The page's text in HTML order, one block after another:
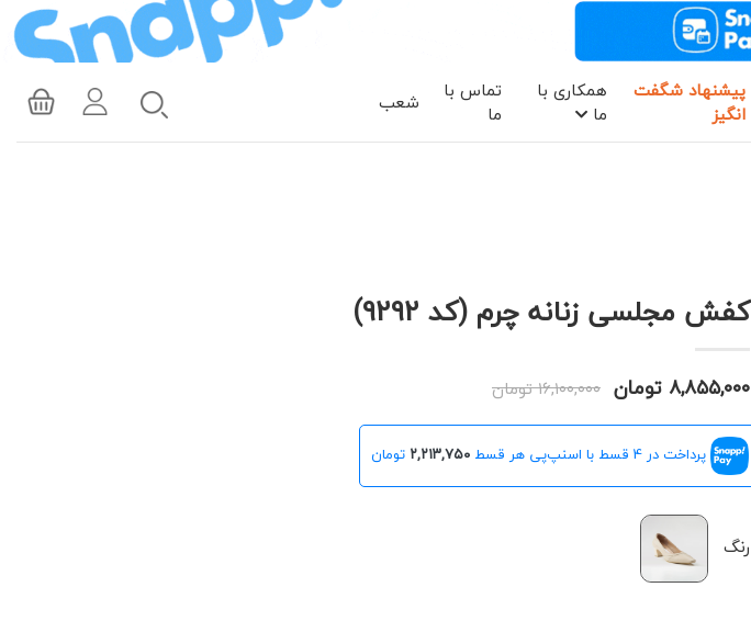
پیشنهاد شگفت
انگیز
همکاری با
ما
تماس با
ما
شعب
کفش مجلسی زنانه چرم (کد 9292)
۸,۸۵۵,۰۰۰ تومان ۱۶,۱۰۰,۰۰۰ تومان
پرداخت در 4 قسط با اسنپ‌پی هر قسط ۲,۲۱۳,۷۵۰ تومان
رنگ